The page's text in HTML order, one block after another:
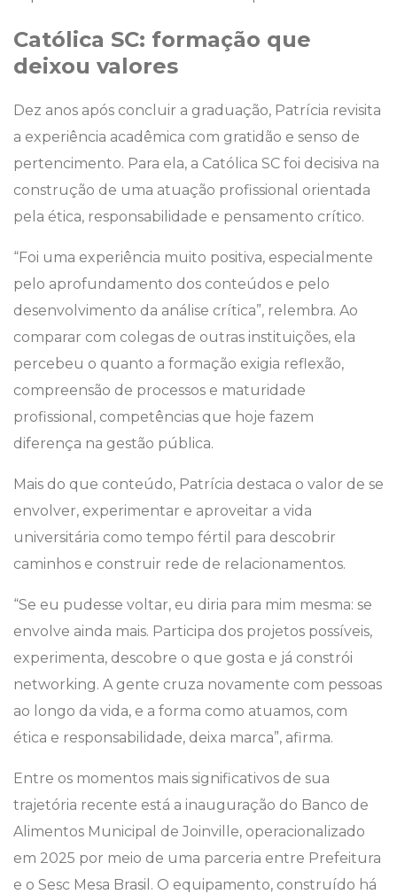
Católica SC: formação que
deixou valores
Dez anos após concluir a graduação, Patrícia revisita
a experiência acadêmica com gratidão e senso de
pertencimento. Para ela, a Católica SC foi decisiva na
construção de uma atuação profissional orientada
pela ética, responsabilidade e pensamento crítico.
“Foi uma experiência muito positiva, especialmente
pelo aprofundamento dos conteúdos e pelo
desenvolvimento da análise crítica”, relembra. Ao
comparar com colegas de outras instituições, ela
percebeu o quanto a formação exigia reflexão,
compreensão de processos e maturidade
profissional, competências que hoje fazem
diferença na gestão pública.
Mais do que conteúdo, Patrícia destaca o valor de se
envolver, experimentar e aproveitar a vida
universitária como tempo fértil para descobrir
caminhos e construir rede de relacionamentos.
“Se eu pudesse voltar, eu diria para mim mesma: se
envolve ainda mais. Participa dos projetos possíveis,
experimenta, descobre o que gosta e já constrói
networking. A gente cruza novamente com pessoas
ao longo da vida, e a forma como atuamos, com
ética e responsabilidade, deixa marca”, afirma.
Entre os momentos mais significativos de sua
trajetória recente está a inauguração do Banco de
Alimentos Municipal de Joinville, operacionalizado
em 2025 por meio de uma parceria entre Prefeitura
e o Sesc Mesa Brasil. O equipamento, construído há